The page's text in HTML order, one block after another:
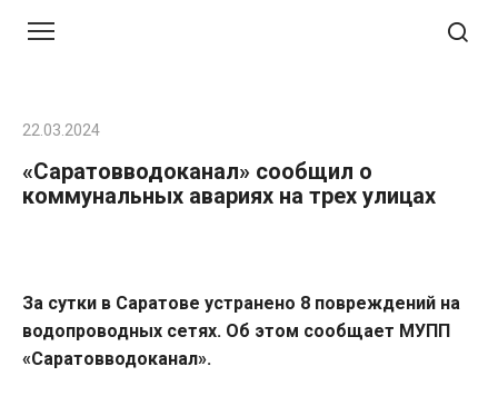
22.03.2024
«Саратовводоканал» сообщил о
коммунальных авариях на трех улицах
За сутки в Саратове устранено 8 повреждений на
водопроводных сетях. Об этом сообщает МУПП
«Саратовводоканал».